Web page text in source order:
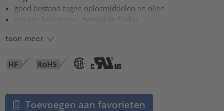
goed bestand tegen oplosmiddelen en oliën
vrij van halogenen, zwavel en fosfor
toon meer
Toevoegen aan favorieten